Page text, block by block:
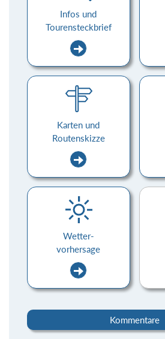
Infos und
Tourensteckbrief
Karten und
Routenskizze
Wetter-
vorhersage
Kommentare